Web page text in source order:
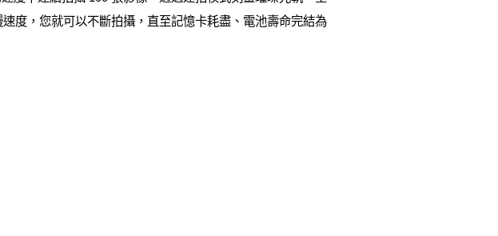
度，您就可以不斷拍攝，直至記憶卡耗盡、電池壽命完結為